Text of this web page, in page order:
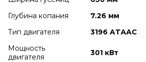
Глубина копания
7.26 мм
Тип двигателя
3196 ATAAC
Мощность
двигателя
301 кВт